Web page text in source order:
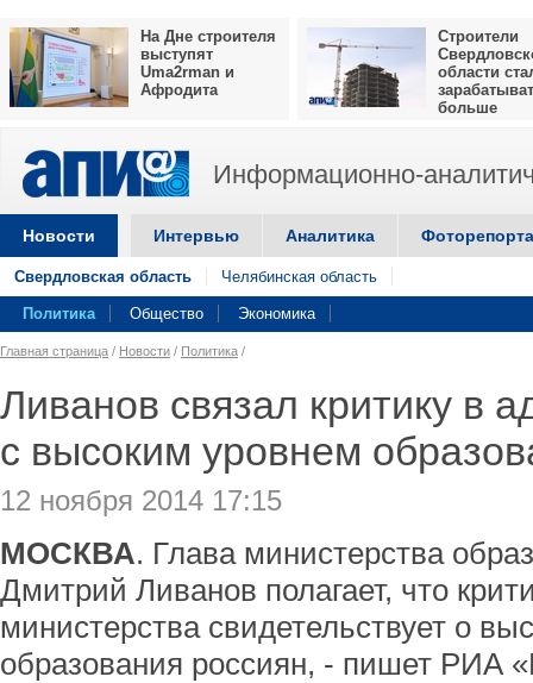
На Дне строителя
выступят
Uma2rman и
Афродита
Строители
области
больше
Информационно-
Новости Интервью Аналитика
Свердловская область Челябинская область
Политика Общество Экономика
Главная страница / Новости / Политика /
Ливанов связал критику в
с высоким уровнем
12 ноября 2014 17:15
МОСКВА. Глава министерства
Дмитрий Ливанов полагает, что
министерства свидетельствует о
образования россиян, - пишет РИА